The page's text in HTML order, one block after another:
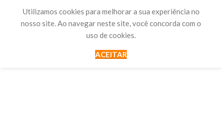
Utilizamos cookies para melhorar a sua experiência no
nosso site. Ao navegar neste site, você concorda com o
uso de cookies.
ACEITAR